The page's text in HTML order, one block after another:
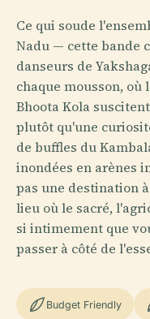
Ce qui soude
Nadu — cette bande
danseurs de
chaque mousson,
Bhoota Kola
plutôt qu'une
de buffles du
inondées en arènes
pas une destination
lieu où le sacré,
si intimement que
passer à côté de
Budget Friendly